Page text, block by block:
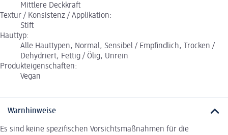
Mittlere Deckkraft
Textur / Konsistenz / Applikation:
Stift
Hauttyp:
Alle Hauttypen, Normal, Sensibel / Empfindlich, Trocken /
Dehydriert, Fettig / Ölig, Unrein
Produkteigenschaften:
Vegan
Warnhinweise
Es sind keine spezifischen Vorsichtsmaßnahmen für die